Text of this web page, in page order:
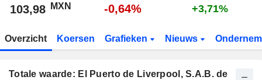
103,98 MXN -0,64% +3,71%
Overzicht Koersen Grafieken Nieuws
Totale waarde: El Puerto de Liverpool, S.A.B. de